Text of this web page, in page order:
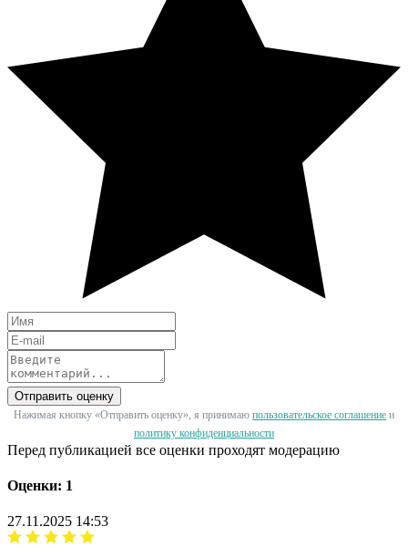
Отправить оценку
Нажимая кнопку «Отправить оценку», я принимаю пользовательское соглашение и
политику конфиденциальности
Перед публикацией все оценки проходят модерацию
Оценки: 1
27.11.2025 14:53